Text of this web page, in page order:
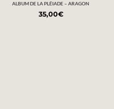
ALBUM DE LA PLÉIADE – ARAGON
35,00€